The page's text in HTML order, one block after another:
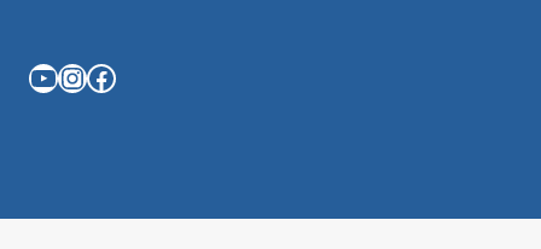
YouTube
Instagram
Facebook